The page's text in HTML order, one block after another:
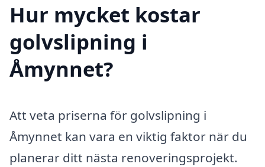
Hur mycket kostar
golvslipning i
Åmynnet?
Att veta priserna för golvslipning i
Åmynnet kan vara en viktig faktor när du
planerar ditt nästa renoveringsprojekt.